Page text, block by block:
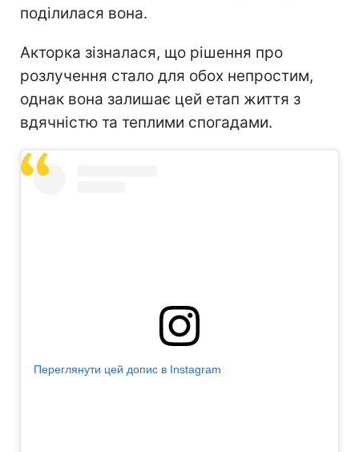
поділилася вона.
Акторка зізналася, що рішення про
розлучення стало для обох непростим,
однак вона залишає цей етап життя з
вдячністю та теплими спогадами.
Переглянути цей допис в Instagram